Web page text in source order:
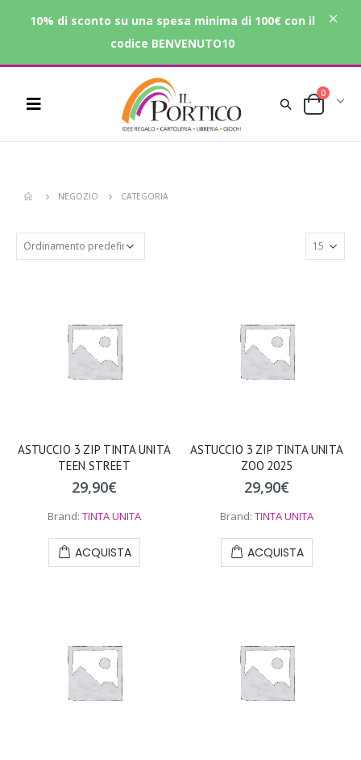
0
NEGOZIO CATEGORIA
ASTUCCIO 3 ZIP TINTA UNITA
TEEN STREET
29,90€
Brand: TINTA UNITA
ACQUISTA
ASTUCCIO 3 ZIP TINTA UNITA
ZOO 2025
29,90€
Brand: TINTA UNITA
ACQUISTA
10% di sconto su una spesa minima di 100€ con il
codice BENVENUTO10